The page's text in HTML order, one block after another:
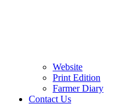
Website
Print Edition
Farmer Diary
Contact Us